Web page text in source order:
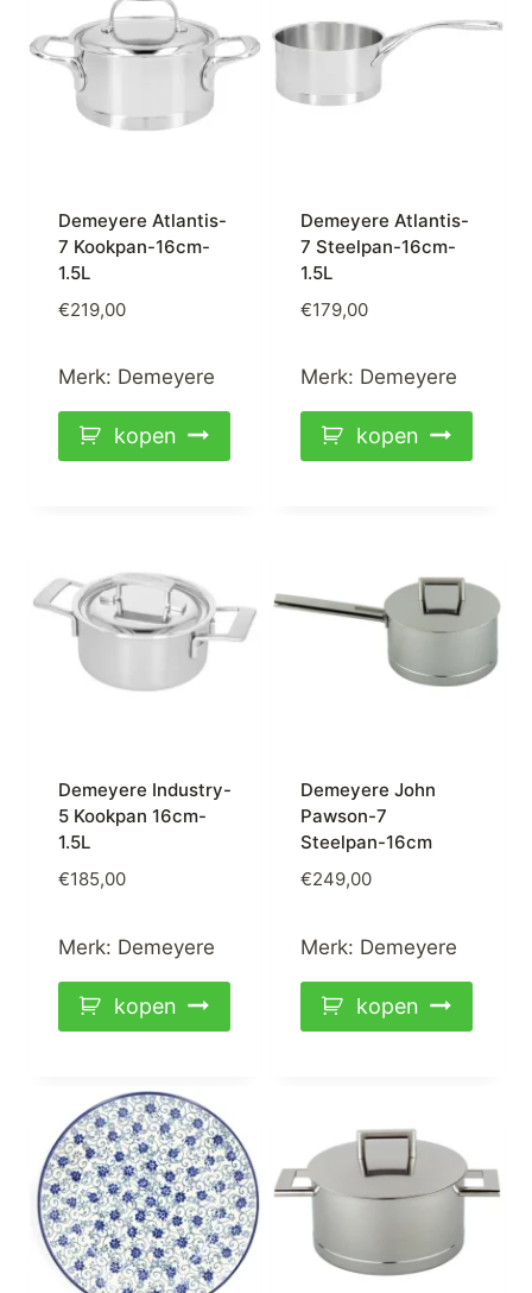
Demeyere Atlantis-
7 Kookpan-16cm-
1.5L
€219,00
Merk: Demeyere
kopen
Demeyere Atlantis-
7 Steelpan-16cm-
1.5L
€179,00
Merk: Demeyere
kopen
Demeyere Industry-
5 Kookpan 16cm-
1.5L
€185,00
Merk: Demeyere
kopen
Demeyere John
Pawson-7
Steelpan-16cm
€249,00
Merk: Demeyere
kopen